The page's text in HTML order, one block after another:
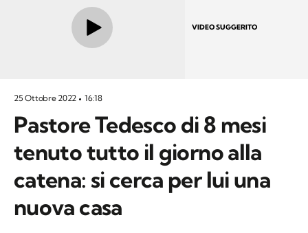
VIDEO SUGGERITO
25 Ottobre 2022 16:18
Pastore Tedesco di 8 mesi
tenuto tutto il giorno alla
catena: si cerca per lui una
nuova casa